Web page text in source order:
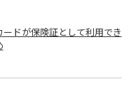
ードが保険証として利用でき